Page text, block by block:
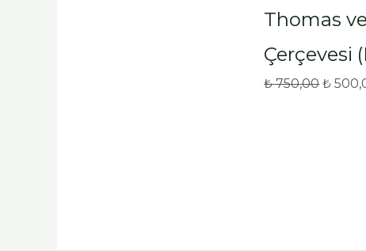
Thomas
Çerçevesi
₺750,00 ₺